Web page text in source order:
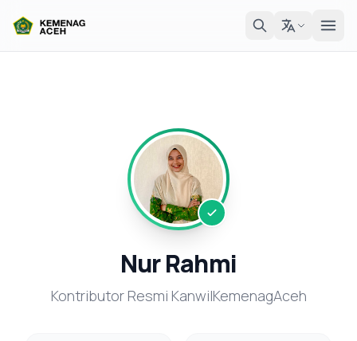
Nur Rahmi
Kontributor Resmi KanwilKemenagAceh